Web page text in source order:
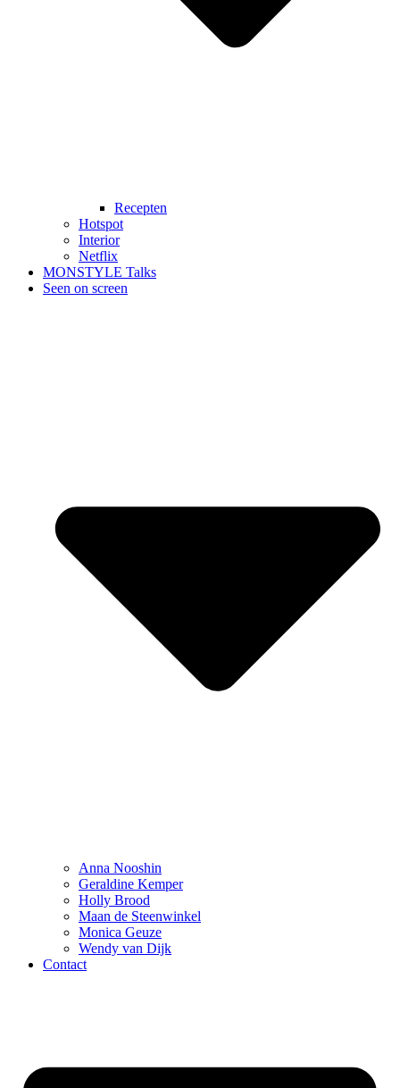
Recepten
Hotspot
Interior
Netflix
MONSTYLE Talks
Seen on screen
Anna Nooshin
Geraldine Kemper
Holly Brood
Maan de Steenwinkel
Monica Geuze
Wendy van Dijk
Contact